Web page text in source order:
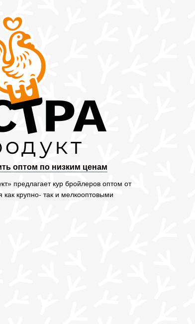
оптом по низким ценам
предлагает кур бройлеров оптом от
как крупно- так и мелкооптовыми